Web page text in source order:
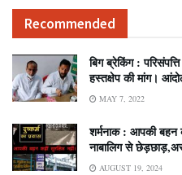
Recommended
बिग ब्रेकिंग :
हस्तक्षेप की मांग।
MAY 7, 2022
शर्मनाक : आपकी बहन
नाबालिग से
AUGUST 19, 2024